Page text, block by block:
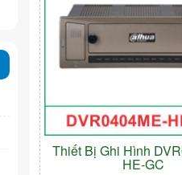
Thiết Bị Ghi Hình
HE-GC